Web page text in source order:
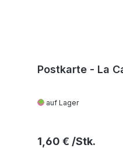
Postkarte - La
auf Lager
Regulärer Preis:
1,60 €